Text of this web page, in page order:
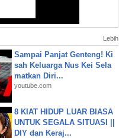
Lebih
Sampai Panjat Genteng! Ki
sah Keluarga Nus Kei Sela
matkan Diri...
youtube.com
8 KIAT HIDUP LUAR BIASA
UNTUK SEGALA SITUASI ||
DIY dan Keraj...